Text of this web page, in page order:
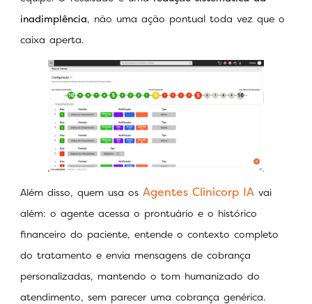
inadimplência, não uma ação pontual toda vez que o
caixa aperta.
Além disso, quem usa os Agentes Clinicorp IA vai
além: o agente acessa o prontuário e o histórico
financeiro do paciente, entende o contexto completo
do tratamento e envia mensagens de cobrança
personalizadas, mantendo o tom humanizado do
atendimento, sem parecer uma cobrança genérica.